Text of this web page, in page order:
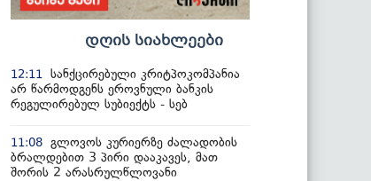
დღის სიახლეები
12:11
სანქცირებული კრიტპოკომპანია
არ წარმოდგენს ეროვნული ბანკის
რეგულირებულ სუბიექტს - სებ
11:08 გლოვოს კურიერზე ძალადობის
ბრალდებით 3 პირი დააკავეს, მათ
შორის 2 არასრულწლოვანი